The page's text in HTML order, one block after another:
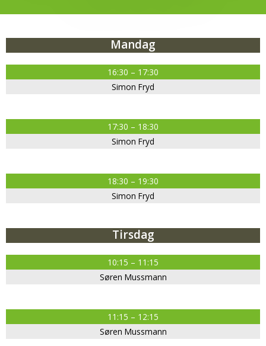
Mandag
16:30 – 17:30
Simon Fryd
17:30 – 18:30
Simon Fryd
18:30 – 19:30
Simon Fryd
Tirsdag
10:15 – 11:15
Søren Mussmann
11:15 – 12:15
Søren Mussmann